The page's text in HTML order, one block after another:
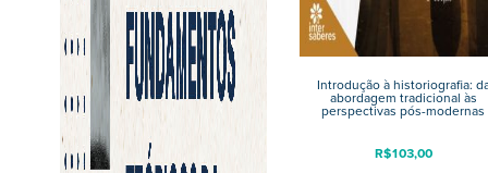
Introdução à historiografia:
abordagem tradicional às
perspectivas pós-modernas
R$103,00